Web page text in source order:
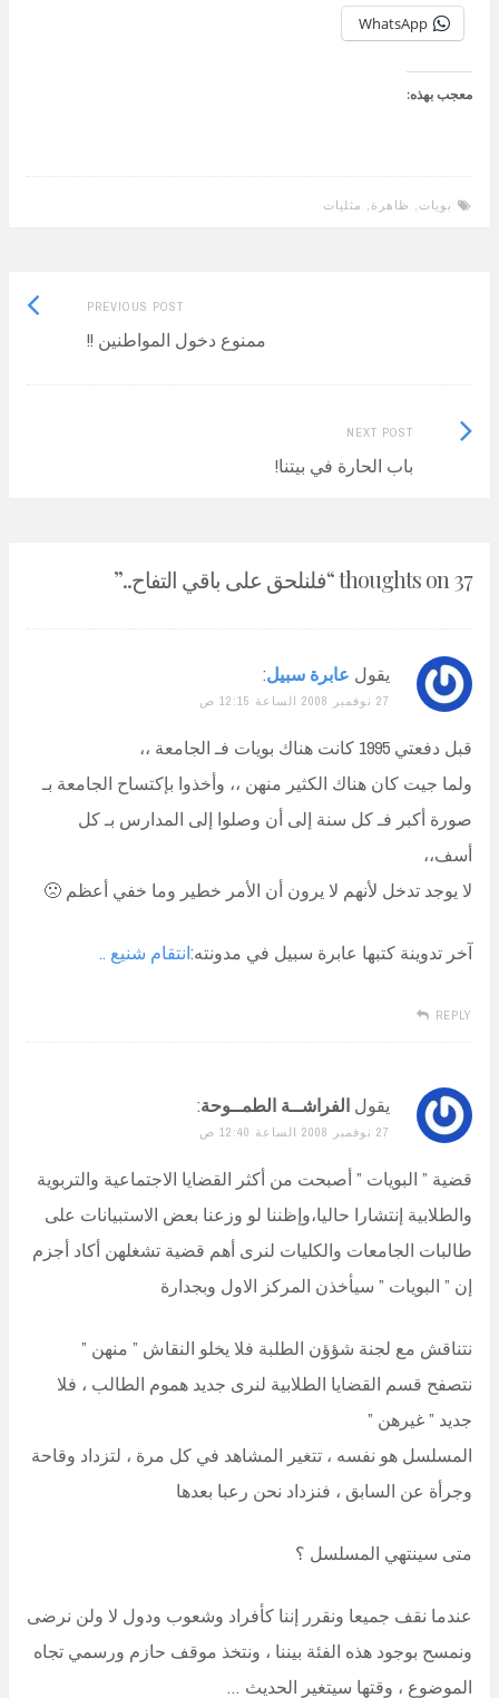
WhatsApp
معجب بهذه:
بويات ظاهرة مثليات
PREVIOUS POST
Previous
post:ممنوع دخول المواطنين !!
NEXT POST
باب الحارة في بيتنا!
Next
Post:
37 thoughts on “ فلنلحق على باقي التفاح..”
يقول عابرة سبيل:
27 نوفمبر 2008 الساعة 12:15 ص
قبل دفعتي 1995 كانت هناك بويات فـ الجامعة ،،
ولما جيت كان هناك الكثير منهن ،، وأخذوا بإكتساح الجامعة بـ
صورة أكبر فـ كل سنة إلى أن وصلوا إلى المدارس بـ كل
أسف،،
لا يوجد تدخل لأنهم لا يرون أن الأمر خطير وما خفي أعظم 🙁
آخر تدوينة كتبها عابرة سبيل في مدونته:انتقام شنيع ..
REPLY
يقول الفراشــة الطمــوحة:
27 نوفمبر 2008 الساعة 12:40 ص
قضية ” البويات ” أصبحت من أكثر القضايا الاجتماعية والتربوية
والطلابية إنتشارا حاليا،وإظننا لو وزعنا بعض الاستبيانات على
طالبات الجامعات والكليات لنرى أهم قضية تشغلهن أكاد أجزم
إن ” البويات ” سيأخذن المركز الاول وبجدارة
نتناقش مع لجنة شؤؤن الطلبة فلا يخلو النقاش ” منهن ”
نتصفح قسم القضايا الطلابية لنرى جديد هموم الطالب ، فلا
جديد ” غيرهن ”
المسلسل هو نفسه ، تتغير المشاهد في كل مرة ، لتزداد وقاحة
وجرأة عن السابق ، فنزداد نحن رعبا بعدها
متى سينتهي المسلسل ؟
عندما نقف جميعا ونقرر إننا كأفراد وشعوب ودول لا ولن نرضى
ونمسح بوجود هذه الفئة بيننا ، ونتخذ موقف حازم ورسمي تجاه
الموضوع ، وقتها سيتغير الحديث …